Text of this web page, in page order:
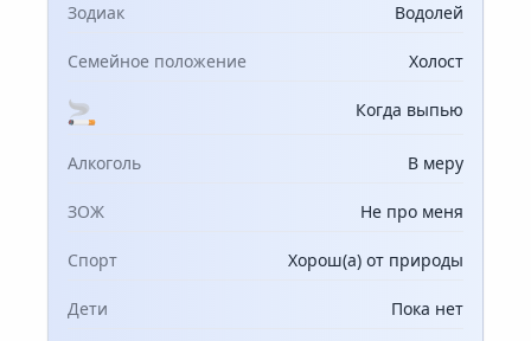
Зодиак Водолей
Семейное положение Холост
Когда выпью
Алкоголь В меру
ЗОЖ Не про меня
Спорт Хорош(а) от природы
Дети Пока нет